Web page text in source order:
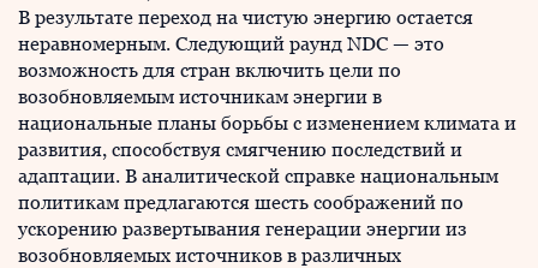
В результате переход на чистую энергию остается
неравномерным. Следующий раунд NDC — это
возможность для стран включить цели по
возобновляемым источникам энергии в
национальные планы борьбы с изменением климата и
развития, способствуя смягчению последствий и
адаптации. В аналитической справке национальным
политикам предлагаются шесть соображений по
ускорению развертывания генерации энергии из
возобновляемых источников в различных